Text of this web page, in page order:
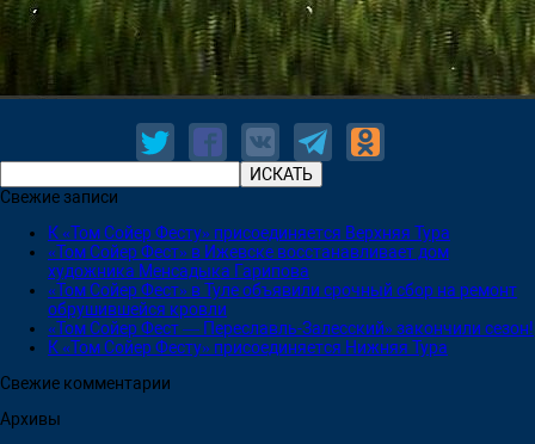
Свежие записи
К «Том Сойер Фесту» присоединяется Верхняя Тура
«Том Сойер Фест» в Ижевске восстанавливает дом
художника Менсадыка Гарипова
«Том Сойер Фест» в Туле объявили срочный сбор на ремонт
обрушившейся кровли
«Том Сойер Фест — Переславль-Залесский» закончили сезон!
К «Том Сойер Фесту» присоединяется Нижняя Тура
Свежие комментарии
Архивы